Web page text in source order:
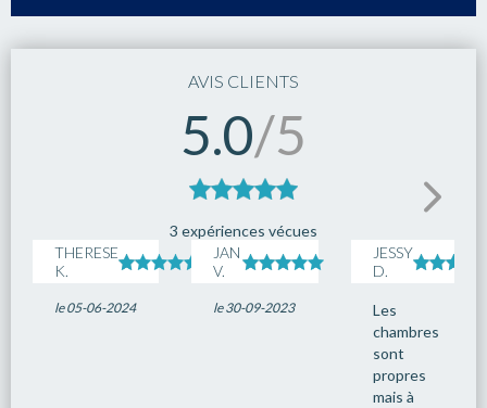
AVIS CLIENTS
5.0/5
3 expériences vécues
THERESE
K.
le 05-06-2024
JAN
V.
le 30-09-2023
JESSY
D.
Les
chambres
sont
propres
mais à